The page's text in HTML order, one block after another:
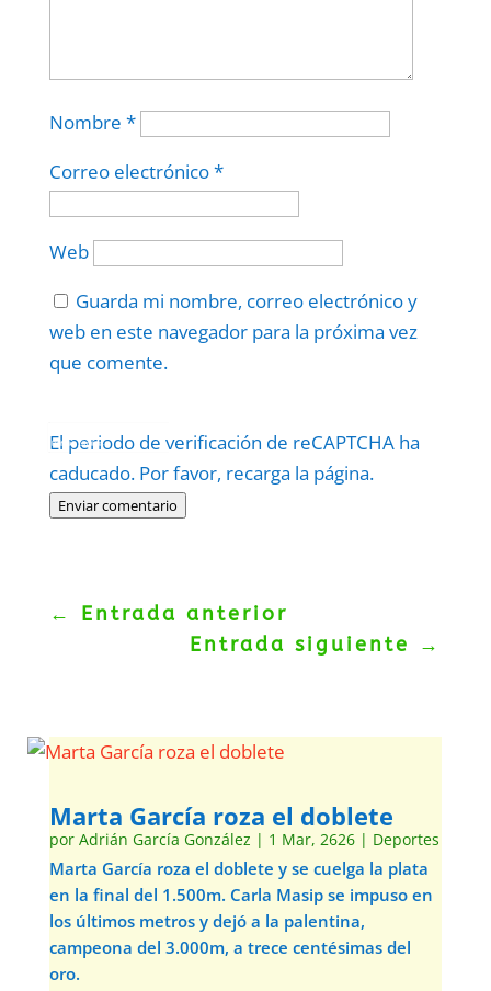
Nombre *
Correo electrónico*
Web
Guarda mi nombre, correo electrónico y
web en este navegador para la próxima vez
que comente.
El periodo de verificación de reCAPTCHA ha
caducado. Por favor, recarga la página.
Enviar comentario
Politica–Términos.
← Entrada anterior
Entrada siguiente
→
Marta García roza el doblete
por Adrián García González | 1 Mar, 2626| Deportes
Marta García roza el doblete y se cuelga la plata
en la final del 1.500m. Carla Masip se impuso en
los últimos metros y dejó a la palentina,
campeona del 3.000m, a trece centésimas del
oro.